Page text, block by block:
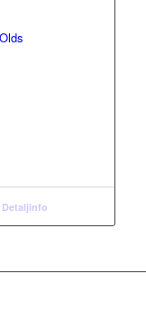
Detaljinfo